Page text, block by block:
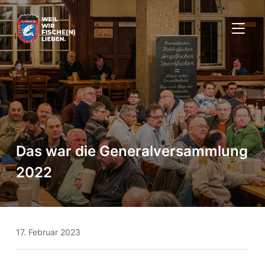
Das war die Generalversammlung
2022
17. Februar 2023